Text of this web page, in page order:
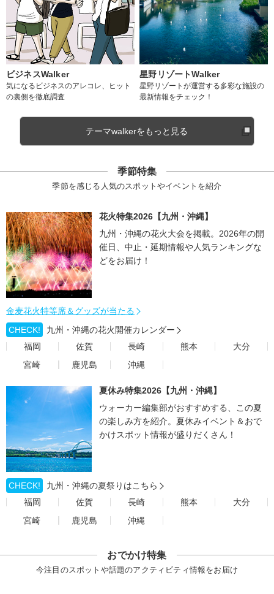
ビジネスWalker
気になるビジネスのアレコレ、ヒット
の裏側を徹底調査
星野リゾートWalker
星野リゾートが運営する多彩な施設の
最新情報をチェック！
テーマwalkerをもっと見る
季節特集
季節を感じる人気のスポットやイベントを紹介
花火特集2026【九州・沖縄】
九州・沖縄の花火大会を掲載。2026年の開
催日、中止・延期情報や人気ランキングな
どをお届け！
金麦花火特等席＆グッズが当たる
CHECK!
九州・沖縄の花火開催カレンダー
福岡
佐賀 長崎 熊本
大分
宮崎
鹿児島 沖縄
夏休み特集2026【九州・沖縄】
ウォーカー編集部がおすすめする、この夏
の楽しみ方を紹介。夏休みイベント＆おで
かけスポット情報が盛りだくさん！
CHECK!
九州・沖縄の夏祭りはこちら
福岡
佐賀 長崎 熊本
大分
宮崎
鹿児島 沖縄
おでかけ特集
今注目のスポットや話題のアクティビティ情報をお届け